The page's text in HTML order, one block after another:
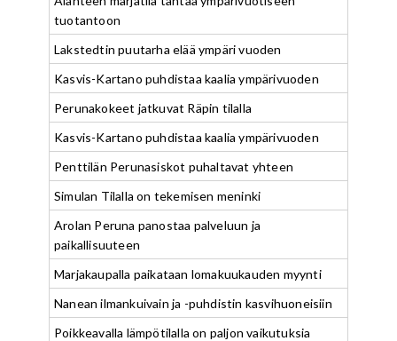
tuotantoon
Lakstedtin puutarha elää ympäri vuoden
Kasvis-Kartano puhdistaa kaalia ympärivuoden
Perunakokeet jatkuvat Räpin tilalla
Kasvis-Kartano puhdistaa kaalia ympärivuoden
Penttilän Perunasiskot puhaltavat yhteen
Simulan Tilalla on tekemisen meninki
Arolan Peruna panostaa palveluun ja
paikallisuuteen
Marjakaupalla paikataan lomakuukauden myynti
Nanean ilmankuivain ja -puhdistin kasvihuoneisiin
Poikkeavalla lämpötilalla on paljon vaikutuksia